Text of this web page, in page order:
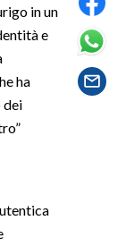
in un
e
ha
dei